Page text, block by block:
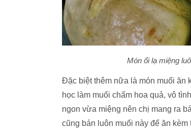
Món ổi lạ miệng
Đặc biệt thêm nữa là món muối ăn
học làm muối chấm hoa quả, vô
ngon vừa miệng nên chị mang ra
cũng bán luôn muối này để ăn kèm